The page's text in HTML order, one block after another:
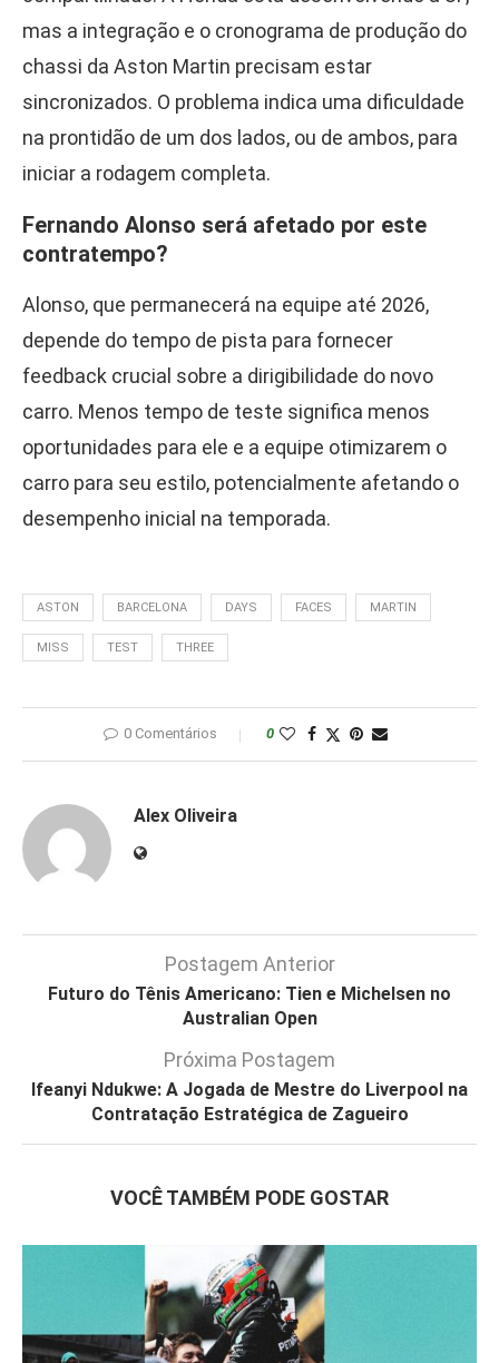
mas a integração e o cronograma de produção do
chassi da Aston Martin precisam estar
sincronizados. O problema indica uma dificuldade
na prontidão de um dos lados, ou de ambos, para
iniciar a rodagem completa.
Fernando Alonso será afetado por este
contratempo?
Alonso, que permanecerá na equipe até 2026,
depende do tempo de pista para fornecer
feedback crucial sobre a dirigibilidade do novo
carro. Menos tempo de teste significa menos
oportunidades para ele e a equipe otimizarem o
carro para seu estilo, potencialmente afetando o
desempenho inicial na temporada.
ASTON BARCELONA DAYS FACES MARTIN
MISS TEST THREE
0 Comentários 0
Alex Oliveira
Postagem Anterior
Futuro do Tênis Americano: Tien e Michelsen no
Australian Open
Próxima Postagem
Ifeanyi Ndukwe: A Jogada de Mestre do Liverpool na
Contratação Estratégica de Zagueiro
VOCÊ TAMBÉM PODE GOSTAR